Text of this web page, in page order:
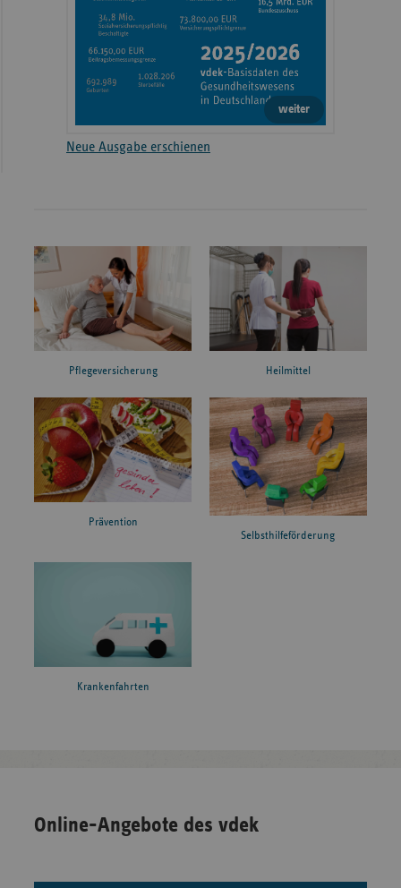
weiter
Neue Ausgabe erschienen
Pflegeversicherung Heilmittel
Prävention
Selbsthilfeförderung
Krankenfahrten
Online-Angebote des vdek